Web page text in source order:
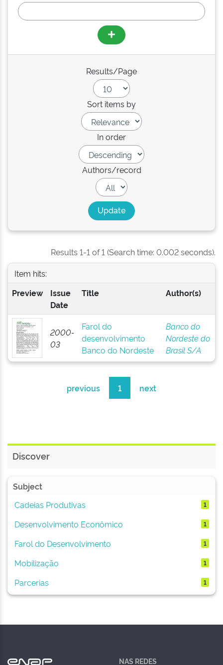
Results/Page
Sort items by
In order
Authors/record
Results 1-1 of 1 (Search time: 0.002 seconds).
Item hits:
Preview
Issue
Date
Title Author(s)
2000-
03
Farol do
desenvolvimento
Banco do Nordeste
Banco do
Nordeste do
Brasil S/A
previous 1 next
Discover
Subject
Cadeias Produtivas
1
Desenvolvimento Econômico 1
Farol do Desenvolvimento 1
Mobilização 1
Parcerias 1
NAS REDES